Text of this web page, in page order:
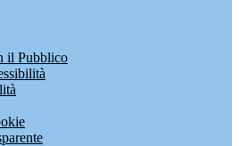
il Pubblico